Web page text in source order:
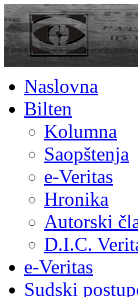
Naslovna
Bilten
Kolumna
Saopštenja
e-Veritas
Hronika
Autorski
D.I.C.
e-Veritas
Sudski